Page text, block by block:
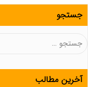
جستجو
جستجو
آخرین مطالب